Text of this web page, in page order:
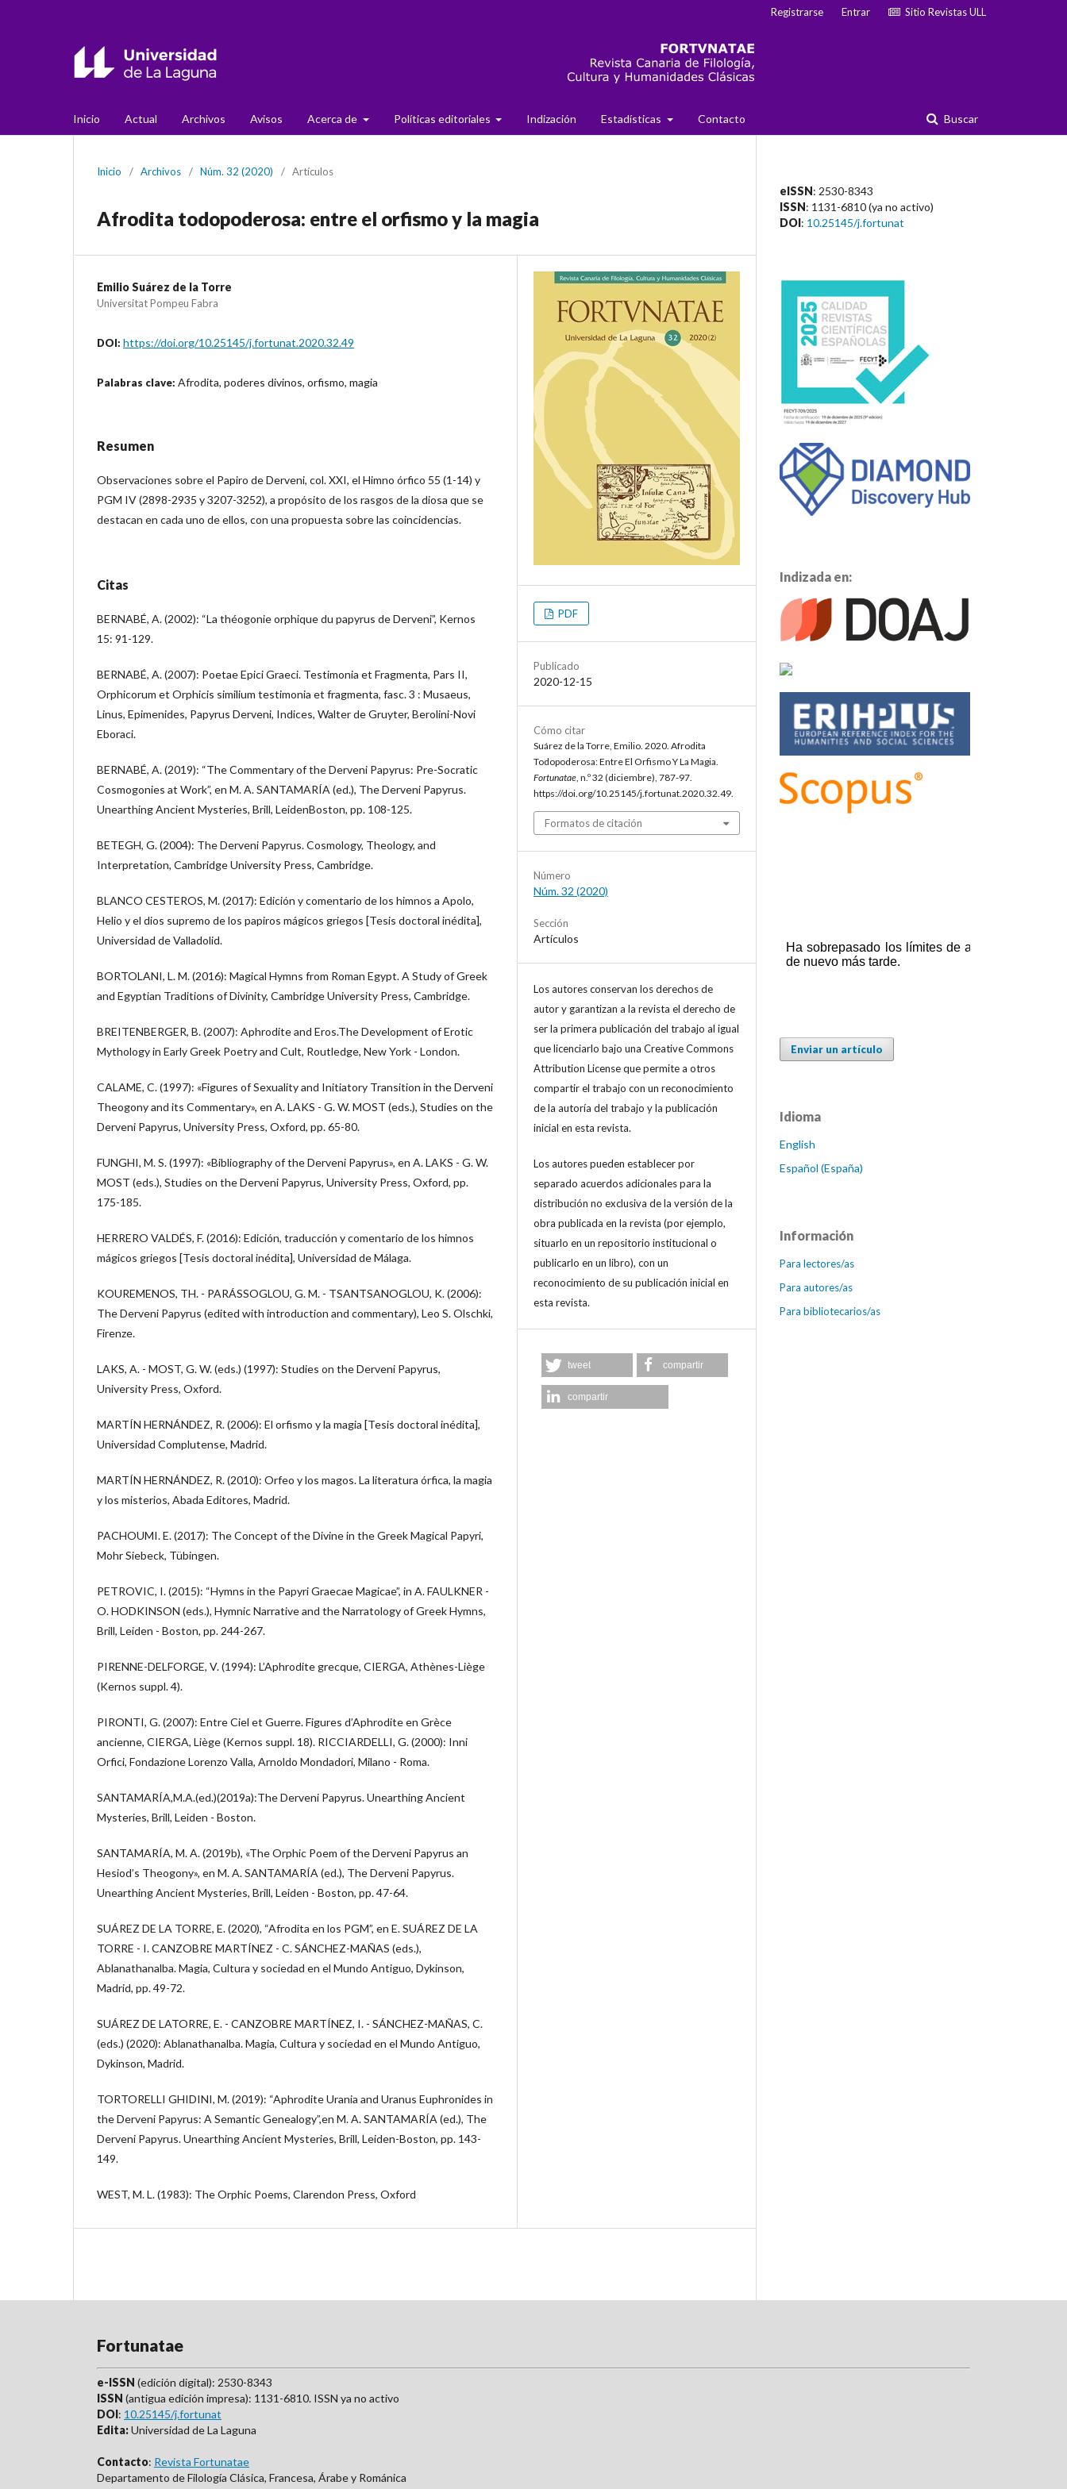
Inicio Actual Archivos Avisos Acerca de Políticas editoriales Indización Estadísticas Contacto Buscar
Registrarse Entrar Sitio Revistas ULL
Inicio / Archivos / Núm. 32 (2020) / Artículos
Afrodita todopoderosa: entre el orfismo y la magia
Emilio Suárez de la Torre
Universitat Pompeu Fabra
DOI: https://doi.org/10.25145/j.fortunat.2020.32.49
Palabras clave: Afrodita, poderes divinos, orfismo, magia
Resumen
Observaciones sobre el Papiro de Derveni, col. XXI, el Himno órfico 55 (1-14) y
PGM IV (2898-2935 y 3207-3252), a propósito de los rasgos de la diosa que se
destacan en cada uno de ellos, con una propuesta sobre las coincidencias.
Citas
BERNABÉ, A. (2002): “La théogonie orphique du papyrus de Derveni”, Kernos
15: 91-129.
BERNABÉ, A. (2007): Poetae Epici Graeci. Testimonia et Fragmenta, Pars II,
Orphicorum et Orphicis similium testimonia et fragmenta, fasc. 3 : Musaeus,
Linus, Epimenides, Papyrus Derveni, Indices, Walter de Gruyter, Berolini-Novi
Eboraci.
BERNABÉ, A. (2019): “The Commentary of the Derveni Papyrus: Pre-Socratic
Cosmogonies at Work”, en M. A. SANTAMARÍA (ed.), The Derveni Papyrus.
Unearthing Ancient Mysteries, Brill, LeidenBoston, pp. 108-125.
BETEGH, G. (2004): The Derveni Papyrus. Cosmology, Theology, and
Interpretation, Cambridge University Press, Cambridge.
BLANCO CESTEROS, M. (2017): Edición y comentario de los himnos a Apolo,
Helio y el dios supremo de los papiros mágicos griegos [Tesis doctoral inédita],
Universidad de Valladolid.
BORTOLANI, L. M. (2016): Magical Hymns from Roman Egypt. A Study of Greek
and Egyptian Traditions of Divinity, Cambridge University Press, Cambridge.
BREITENBERGER, B. (2007): Aphrodite and Eros.The Development of Erotic
Mythology in Early Greek Poetry and Cult, Routledge, New York - London.
CALAME, C. (1997): «Figures of Sexuality and Initiatory Transition in the Derveni
Theogony and its Commentary», en A. LAKS - G. W. MOST (eds.), Studies on the
Derveni Papyrus, University Press, Oxford, pp. 65-80.
FUNGHI, M. S. (1997): «Bibliography of the Derveni Papyrus», en A. LAKS - G. W.
MOST (eds.), Studies on the Derveni Papyrus, University Press, Oxford, pp.
175-185.
HERRERO VALDÉS, F. (2016): Edición, traducción y comentario de los himnos
mágicos griegos [Tesis doctoral inédita], Universidad de Málaga.
KOUREMENOS, TH. - PARÁSSOGLOU, G. M. - TSANTSANOGLOU, K. (2006):
The Derveni Papyrus (edited with introduction and commentary), Leo S. Olschki,
Firenze.
LAKS, A. - MOST, G. W. (eds.) (1997): Studies on the Derveni Papyrus,
University Press, Oxford.
MARTÍN HERNÁNDEZ, R. (2006): El orfismo y la magia [Tesis doctoral inédita],
Universidad Complutense, Madrid.
MARTÍN HERNÁNDEZ, R. (2010): Orfeo y los magos. La literatura órfica, la magia
y los misterios, Abada Editores, Madrid.
PACHOUMI. E. (2017): The Concept of the Divine in the Greek Magical Papyri,
Mohr Siebeck, Tübingen.
PETROVIC, I. (2015): “Hymns in the Papyri Graecae Magicae”, in A. FAULKNER -
O. HODKINSON (eds.), Hymnic Narrative and the Narratology of Greek Hymns,
Brill, Leiden - Boston, pp. 244-267.
PIRENNE-DELFORGE, V. (1994): L’Aphrodite grecque, CIERGA, Athènes-Liège
(Kernos suppl. 4).
PIRONTI, G. (2007): Entre Ciel et Guerre. Figures d’Aphrodite en Grèce
ancienne, CIERGA, Liège (Kernos suppl. 18). RICCIARDELLI, G. (2000): Inni
Orfici, Fondazione Lorenzo Valla, Arnoldo Mondadori, Milano - Roma.
SANTAMARÍA,M.A.(ed.)(2019a):The Derveni Papyrus. Unearthing Ancient
Mysteries, Brill, Leiden - Boston.
SANTAMARÍA, M. A. (2019b), «The Orphic Poem of the Derveni Papyrus an
Hesiod’s Theogony», en M. A. SANTAMARÍA (ed.), The Derveni Papyrus.
Unearthing Ancient Mysteries, Brill, Leiden - Boston, pp. 47-64.
SUÁREZ DE LA TORRE, E. (2020), “Afrodita en los PGM”, en E. SUÁREZ DE LA
TORRE - I. CANZOBRE MARTÍNEZ - C. SÁNCHEZ-MAÑAS (eds.),
Ablanathanalba. Magia, Cultura y sociedad en el Mundo Antiguo, Dykinson,
Madrid, pp. 49-72.
SUÁREZ DE LATORRE, E. - CANZOBRE MARTÍNEZ, I. - SÁNCHEZ-MAÑAS, C.
(eds.) (2020): Ablanathanalba. Magia, Cultura y sociedad en el Mundo Antiguo,
Dykinson, Madrid.
TORTORELLI GHIDINI, M. (2019): “Aphrodite Urania and Uranus Euphronides in
the Derveni Papyrus: A Semantic Genealogy”,en M. A. SANTAMARÍA (ed.), The
Derveni Papyrus. Unearthing Ancient Mysteries, Brill, Leiden-Boston, pp. 143-
149.
WEST, M. L. (1983): The Orphic Poems, Clarendon Press, Oxford
PDF
Publicado
2020-12-15
Cómo citar
Suárez de la Torre, Emilio. 2020. Afrodita
Todopoderosa: Entre El Orfismo Y La Magia.
Fortunatae, n.º 32 (diciembre), 787-97.
https://doi.org/10.25145/j.fortunat.2020.32.49.
Formatos de citación
Número
Núm. 32 (2020)
Sección
Artículos
Los autores conservan los derechos de
autor y garantizan a la revista el derecho de
ser la primera publicación del trabajo al igual
que licenciarlo bajo una Creative Commons
Attribution License que permite a otros
compartir el trabajo con un reconocimiento
de la autoría del trabajo y la publicación
inicial en esta revista.
Los autores pueden establecer por
separado acuerdos adicionales para la
distribución no exclusiva de la versión de la
obra publicada en la revista (por ejemplo,
situarlo en un repositorio institucional o
publicarlo en un libro), con un
reconocimiento de su publicación inicial en
esta revista.
tweet compartir
compartir
eISSN: 2530-8343
ISSN: 1131-6810 (ya no activo)
DOI: 10.25145/j.fortunat
Indizada en:
Enviar un artículo
Idioma
English
Español (España)
Información
Para lectores/as
Para autores/as
Para bibliotecarios/as
Fortunatae
e-ISSN (edición digital): 2530-8343
ISSN (antigua edición impresa): 1131-6810. ISSN ya no activo
DOI: 10.25145/j.fortunat
Edita:Universidad de La Laguna
Contacto: Revista Fortunatae
Departamento de Filología Clásica, Francesa, Árabe y Románica